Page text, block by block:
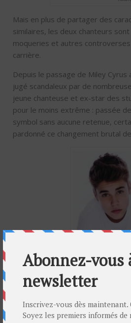
Mais en plus de partager des
similaires, les deux chanteurs sont
moqueries et autres
carrière.
Depuis le passage de Miley Cyrus
jugé scandaleux par de
jeune chanteuse et ex-star des
pour le moins extrême : passée
symbol sans aucune retenue,
pardonné ce changement brutal
Justin Bieber, idole des